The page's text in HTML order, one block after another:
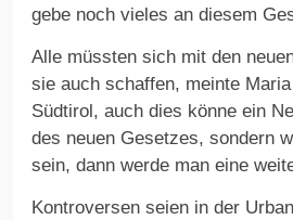
gebe noch vieles an diesem
Alle müssten sich mit den
sie auch schaffen, meinte
Südtirol, auch dies könne ein
des neuen Gesetzes, sondern
sein, dann werde man eine
Kontroversen seien in der